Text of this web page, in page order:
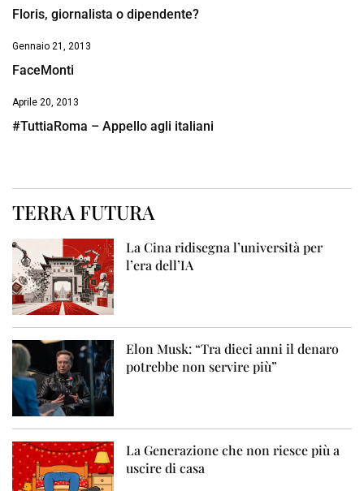
Floris, giornalista o dipendente?
Gennaio 21, 2013
FaceMonti
Aprile 20, 2013
#TuttiaRoma – Appello agli italiani
TERRA FUTURA
La Cina ridisegna l’università per
l’era dell’IA
Elon Musk: “Tra dieci anni il denaro
potrebbe non servire più”
La Generazione che non riesce più a
uscire di casa